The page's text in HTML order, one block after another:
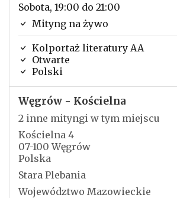
Sobota, 19:00 do 21:00
Mityng na żywo
Kolportaż literatury AA
Otwarte
Polski
Węgrów - Kościelna
2 inne mityngi w tym miejscu
Kościelna 4
07-100 Węgrów
Polska
Stara Plebania
Województwo Mazowieckie